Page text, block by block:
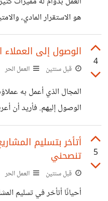
هو الاستقرار المادي،
المدفوعة وغيرها من
يحصل على تلك المميزات،
تلبّي الاحتياجات المالية
الحر بعد انتهاء فترة
بالدوام وبين العمل الحر
4
الوصول إلى
قبل سنتين العمل الحر
المجال الذي أعمل به
الوصول إليهم. فأريد أن
هؤلاء العمل المحدّدين؟
5
أتأخر بتسليم
تنصحني
قبل سنتين العمل الحر
أحيانًا أتأخر في تسليم